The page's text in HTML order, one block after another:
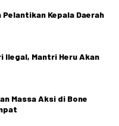
Kepala Daerah
Ilegal, Mantri Heru Akan
Massa Aksi di Bone